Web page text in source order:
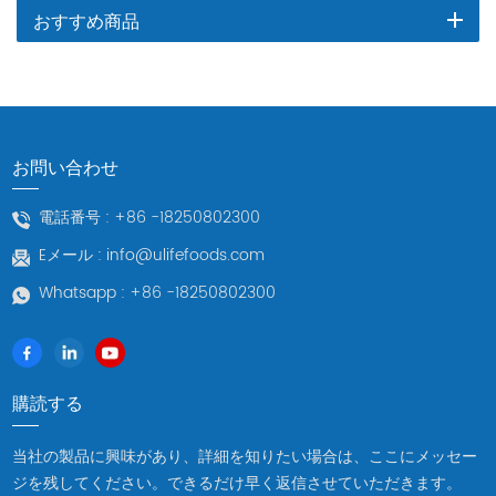
おすすめ商品
お問い合わせ
電話番号 : +86 -18250802300
Eメール : info@ulifefoods.com
Whatsapp : +86 -18250802300
購読する
当社の製品に興味があり、詳細を知りたい場合は、ここにメッセー
ジを残してください。できるだけ早く返信させていただきます。